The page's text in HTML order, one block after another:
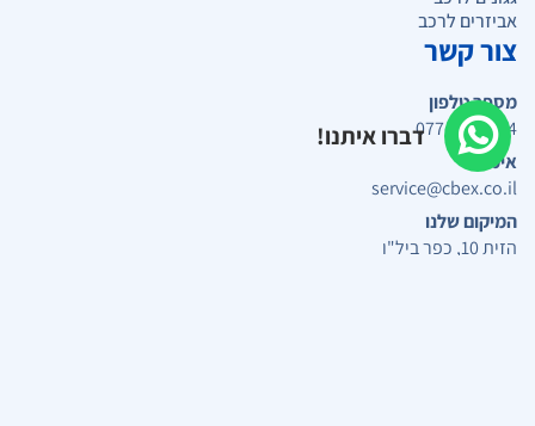
דברו איתנו!
אביזרים לרכב
צור קשר
מספר טלפון
077-9896224
אימייל
service@cbex.co.il
המיקום שלנו
הזית 10, כפר ביל"ו